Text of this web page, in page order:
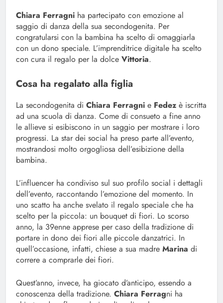
Chiara Ferragni ha partecipato con emozione al
saggio di danza della sua secondogenita. Per
congratularsi con la bambina ha scelto di omaggiarla
con un dono speciale. L’imprenditrice digitale ha scelto
con cura il regalo per la dolce Vittoria.
Cosa ha regalato alla figlia
La secondogenita di Chiara Ferragni e Fedez è iscritta
ad una scuola di danza. Come di consueto a fine anno
le allieve si esibiscono in un saggio per mostrare i loro
progressi. La star dei social ha preso parte all’evento,
mostrandosi molto orgogliosa dell’esibizione della
bambina.
L’influencer ha condiviso sul suo profilo social i dettagli
dell’evento, raccontando l’emozione del momento. In
uno scatto ha anche svelato il regalo speciale che ha
scelto per la piccola: un bouquet di fiori. Lo scorso
anno, la 39enne apprese per caso della tradizione di
portare in dono dei fiori alle piccole danzatrici. In
quell’occasione, infatti, chiese a sua madre Marina di
correre a comprarle dei fiori.
Quest’anno, invece, ha giocato d’anticipo, essendo a
conoscenza della tradizione. Chiara Ferragni ha